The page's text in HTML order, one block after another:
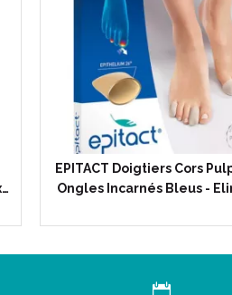
Indications :
Soulagement des douleurs
frottements excessifs.
Description :
sur l’ excroissance osseuse et
EPITACT Doigtiers Cors
Ongles Incarnés Bleus -